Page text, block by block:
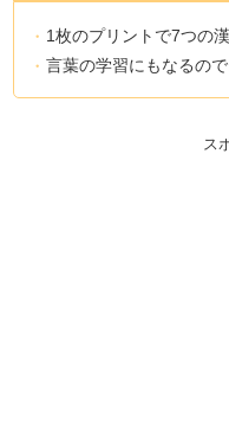
1枚のプリントで7つの
言葉の学習にもなるの
ス